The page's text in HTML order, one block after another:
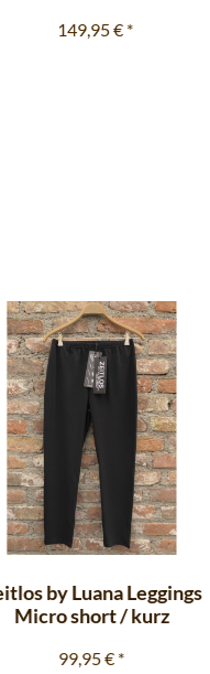
149,95 € *
by Luana Leggings
Micro short / kurz
99,95 €*